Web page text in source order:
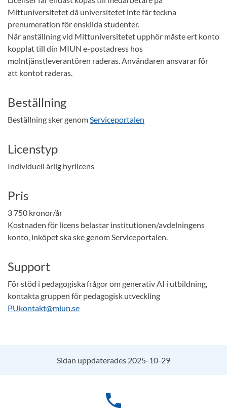
Mittuniversitetet då universitetet inte får teckna
prenumeration för enskilda studenter.
När anställning vid Mittuniversitetet upphör måste ert konto
kopplat till din MIUN e-postadress hos
molntjänstleverantören raderas. Användaren ansvarar för
att kontot raderas.
Beställning
Beställning sker genomServiceportalen
Licenstyp
Individuell årlig hyrlicens
Pris
3 750 kronor/år
Kostnaden för licens belastar institutionen/avdelningens
konto, inköpet ska ske genom Serviceportalen.
Support
För stöd i pedagogiska frågor om generativ AI i utbildning,
kontakta gruppen för pedagogisk utveckling
PUkontakt@miun.se
Sidan uppdaterades 2025-10-29
phone